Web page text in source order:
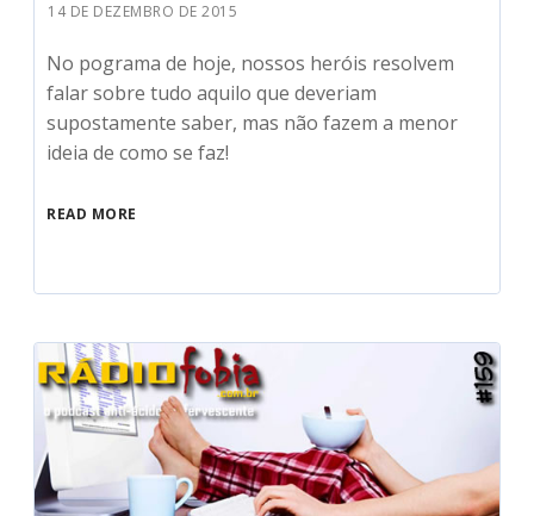
14 DE DEZEMBRO DE 2015
No pograma de hoje, nossos heróis resolvem
falar sobre tudo aquilo que deveriam
supostamente saber, mas não fazem a menor
ideia de como se faz!
READ MORE